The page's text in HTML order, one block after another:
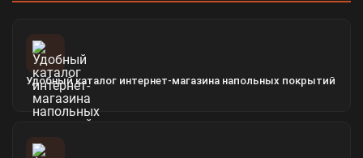
Удобный каталог интернет-магазина напольных покрытий